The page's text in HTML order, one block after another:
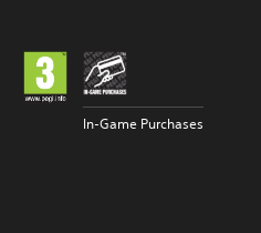
In-Game Purchases